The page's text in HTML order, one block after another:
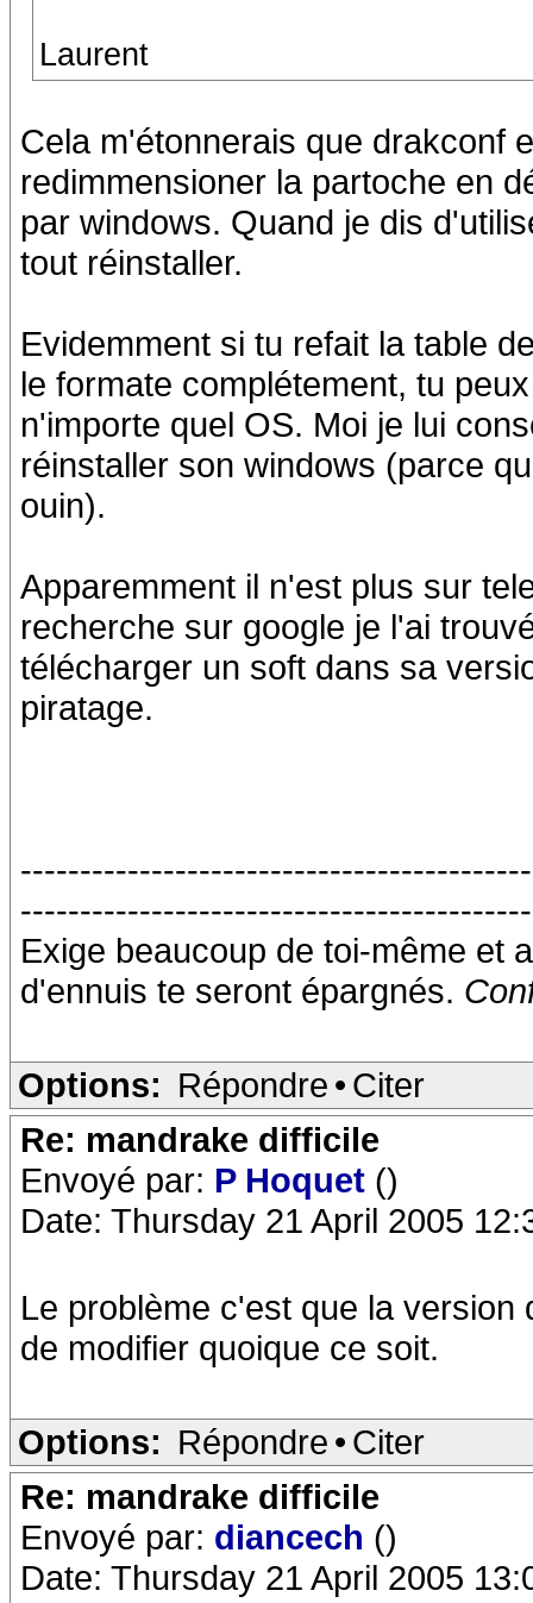
Laurent
Cela m'étonnerais que drakconf
redimmensioner la partoche en
par windows. Quand je dis
tout réinstaller.
Evidemment si tu refait la table
le formate complétement, tu
n'importe quel OS. Moi je lui
réinstaller son windows (parce
ouin).
Apparemment il n'est plus sur
recherche sur google je l'ai
télécharger un soft dans sa
piratage.
Exige beaucoup de toi-même et
d'ennuis te seront épargnés.
Options: Répondre • Citer
Re: mandrake difficile
Envoyé par: P Hoquet ()
Date: Thursday 21 April 2005
Le problème c'est que la
de modifier quoique ce soit.
Options: Répondre • Citer
Re: mandrake difficile
Envoyé par: diancech ()
Date: Thursday 21 April 2005